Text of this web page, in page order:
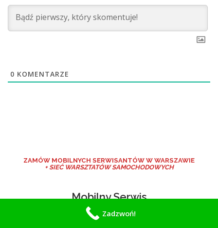
0 KOMENTARZE
ZAMÓW MOBILNYCH SERWISANTÓW W WARSZAWIE
+ SIEĆ WARSZTATÓW SAMOCHODOWYCH
Mobilny Serwis
+48
570 933 114
Zadzwoń!